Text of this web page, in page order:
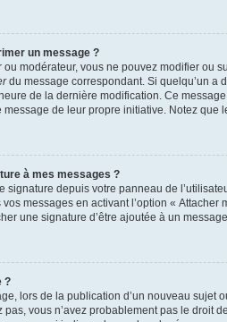
un message ?
ou modérateur, vous ne pouvez modifier
du message correspondant. Si quelqu’un a
de la dernière modification. Ce
message de leur propre initiative. Notez
à mes messages ?
signature depuis votre panneau de
messages en activant l’option «
une signature d’être ajoutée à un
?
lors de la publication d’un nouveau sujet
pas, vous n’avez probablement pas le droit